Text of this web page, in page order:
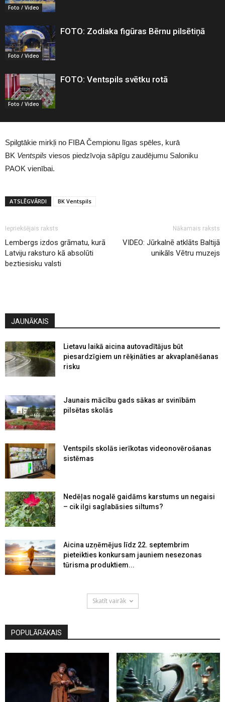
Foto / Video
Foto / Video
FOTO: Zodiaka figūras Bērnu pilsētiņā
Foto / Video
FOTO: Ventspils svētku rotā
Spilgtākie mirkļi no FIBA Čempionu līgas spēles, kurā
BK Ventspils viesos piedzīvoja sāpīgu zaudējumu Saloniku
PAOK vienībai.
ATSLĒGVĀRDI BK Ventspils
Iepriekšējais raksts
Lembergs izdos grāmatu, kurā
Latviju raksturo kā absolūti
beztiesisku valsti
Nākamais raksts
VIDEO: Jūrkalnē atklāts Baltijā
unikāls Vētru muzejs
JAUNĀKAIS
Lietavu laikā aicina autovadītājus būt
piesardzīgiem un rēķināties ar akvaplanēšanas
risku
Jaunais mācību gads sākas ar svinībām
pilsētas skolās
Ventspils skolās ierīkotas videonovērošanas
sistēmas
Nedēļas nogalē gaidāms karstums un negaisi
– cik ilgi saglabāsies siltums?
Aicina uzņēmējus līdz 22. septembrim
pieteikties konkursam jauniem nesezonas
tūrisma produktiem...
Skatīt vairāk
POPULĀRĀKAIS